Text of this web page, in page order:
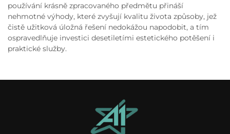
používání krásně zpracovaného předmětu přináší
nehmotné výhody, které zvyšují kvalitu života způsoby, jež
čistě užitková úložná řešení nedokážou napodobit, a tím
ospravedlňuje investici desetiletími estetického potěšení i
praktické služby.